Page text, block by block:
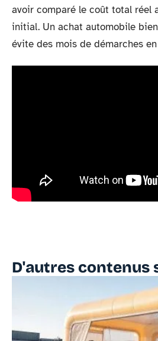
avoir comparé le coût total réel
initial. Un achat automobile
évite des mois de démarches
D'autres contenus